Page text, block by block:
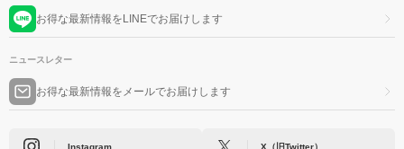
お得な最新情報をLINEでお届けします
ニュースレター
お得な最新情報をメールでお届けします
Instagram X（旧Twitter）